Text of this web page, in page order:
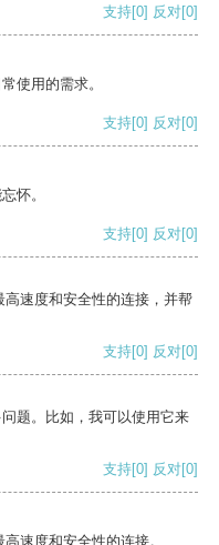
支持[0] 反对[0]
使用的需求。
支持[0] 反对[0]
怀。
支持[0] 反对[0]
速度和安全性的连接，并帮
支持[0] 反对[0]
题。比如，我可以使用它来
支持[0] 反对[0]
速度和安全性的连接。